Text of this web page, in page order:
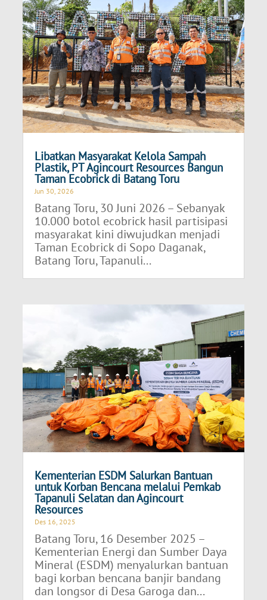
Libatkan Masyarakat Kelola Sampah
Plastik, PT Agincourt Resources Bangun
Taman Ecobrick di Batang Toru
Jun 30, 2026
Batang Toru, 30 Juni 2026 – Sebanyak
10.000 botol ecobrick hasil partisipasi
masyarakat kini diwujudkan menjadi
Taman Ecobrick di Sopo Daganak,
Batang Toru, Tapanuli...
Kementerian ESDM Salurkan Bantuan
untuk Korban Bencana melalui Pemkab
Tapanuli Selatan dan Agincourt
Resources
Des 16, 2025
Batang Toru, 16 Desember 2025 –
Kementerian Energi dan Sumber Daya
Mineral (ESDM) menyalurkan bantuan
bagi korban bencana banjir bandang
dan longsor di Desa Garoga dan...